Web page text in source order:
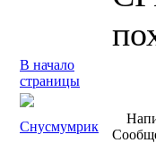
В начало
страницы
Снусмумрик